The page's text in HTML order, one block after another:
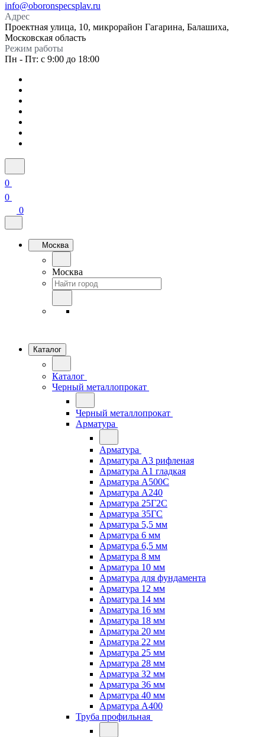
info@oboronspecsplav.ru
Адрес
Проектная улица, 10, микрорайон Гагарина, Балашиха,
Московская область
Режим работы
Пн - Пт: с 9:00 до 18:00
0
0
0
Москва
Москва
Каталог
Каталог
Черный металлопрокат
Черный металлопрокат
Арматура
Арматура
Арматура А3 рифленая
Арматура А1 гладкая
Арматура А500С
Арматура А240
Арматура 25Г2С
Арматура 35ГС
Арматура 5,5 мм
Арматура 6 мм
Арматура 6,5 мм
Арматура 8 мм
Арматура 10 мм
Арматура для фундамента
Арматура 12 мм
Арматура 14 мм
Арматура 16 мм
Арматура 18 мм
Арматура 20 мм
Арматура 22 мм
Арматура 25 мм
Арматура 28 мм
Арматура 32 мм
Арматура 36 мм
Арматура 40 мм
Арматура А400
Труба профильная